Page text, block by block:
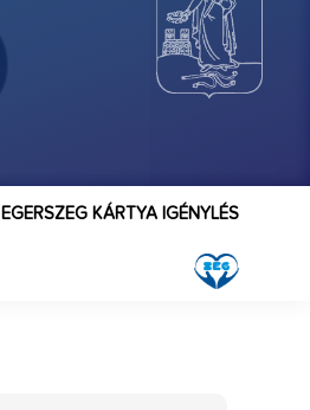
EGERSZEG KÁRTYA IGÉNYLÉS